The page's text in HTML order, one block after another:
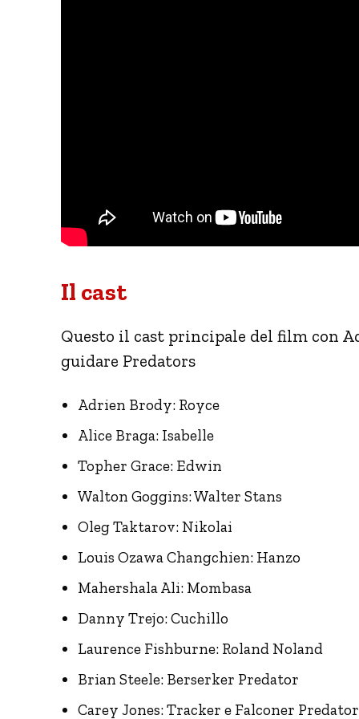
Il cast
Questo il cast principale del film con
guidare Predators
Adrien Brody: Royce
Alice Braga: Isabelle
Topher Grace: Edwin
Walton Goggins: Walter Stans
Oleg Taktarov: Nikolai
Louis Ozawa Changchien: Hanzo
Mahershala Ali: Mombasa
Danny Trejo: Cuchillo
Laurence Fishburne: Roland Noland
Brian Steele: Berserker Predator
Carey Jones: Tracker e Falconer Predator